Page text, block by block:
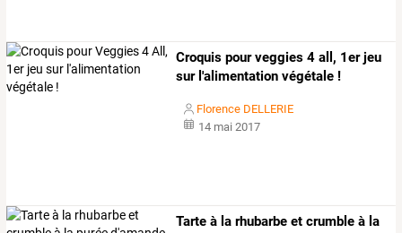
Croquis pour veggies 4 all, 1er jeu
sur l'alimentation végétale !
Florence DELLERIE
14 mai 2017
Tarte à la rhubarbe et crumble à la